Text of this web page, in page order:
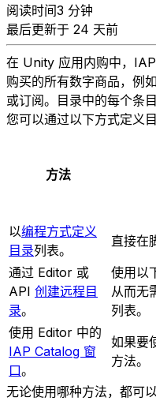
阅读时间3 分钟
最后更新于 24 天前
在 Unity 应用内购中，
购买的所有数字商品，例
或订阅。目录中的每个条
您可以通过以下方式定义目
方法
以编程方式定义
目录列表。
直接在
通过 Editor 或
API 创建远程目
录。
使用以
从而无
列表。
使用 Editor 中的
IAP Catalog 窗
口。
如果要
方法。
无论使用哪种方法，都可